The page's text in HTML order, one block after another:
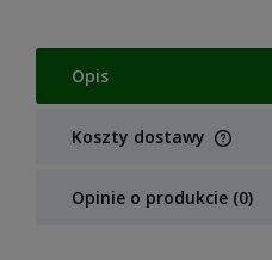
Opis
Koszty dostawy
Cena nie zawiera
Opinie o produkcie (0)